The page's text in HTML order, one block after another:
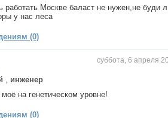
работать Москве баласт не нужен,не буди
у нас леса
(0)
суббота, 6 апреля
инженер
на генетическом уровне!
(0)